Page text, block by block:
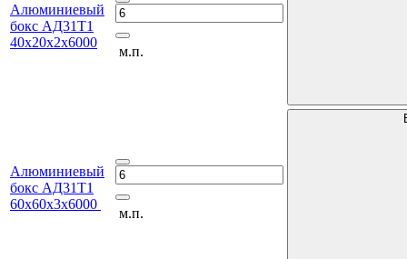
Алюминиевый
бокс АД31Т1
40х20х2х6000
м.п.
Алюминиевый
бокс АД31Т1
60х60х3х6000
м.п.